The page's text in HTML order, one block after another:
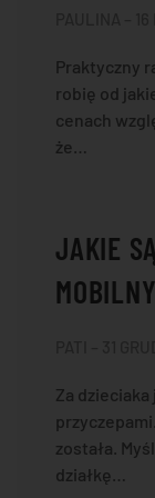
Praktyczny
robię od
cenach
że…
JAKIE
Za dzieciaka
została.
działkę…